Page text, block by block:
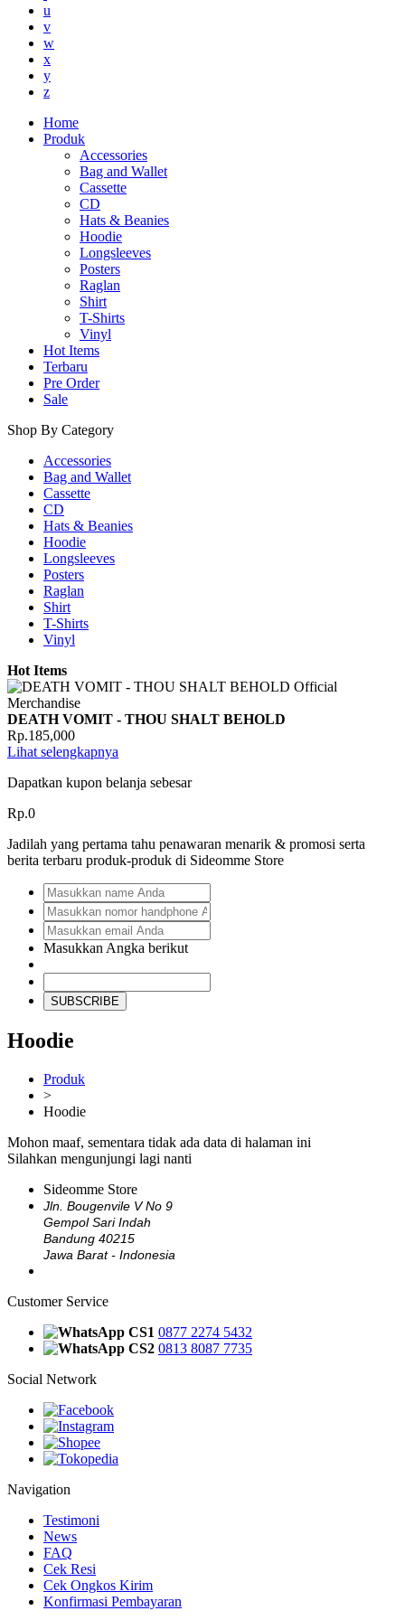
u
v
w
x
y
z
Home
Produk
Accessories
Bag and Wallet
Cassette
CD
Hats & Beanies
Hoodie
Longsleeves
Posters
Raglan
Shirt
T-Shirts
Vinyl
Hot Items
Terbaru
Pre Order
Sale
Shop By Category
Accessories
Bag and Wallet
Cassette
CD
Hats & Beanies
Hoodie
Longsleeves
Posters
Raglan
Shirt
T-Shirts
Vinyl
Hot Items
DEATH VOMIT - THOU SHALT BEHOLD
Rp.185,000
Lihat selengkapnya
Dapatkan kupon belanja sebesar
Rp.0
Jadilah yang pertama tahu penawaran menarik & promosi serta
berita terbaru produk-produk di Sideomme Store
Masukkan Angka berikut
SUBSCRIBE
Hoodie
Produk
>
Hoodie
Mohon maaf, sementara tidak ada data di halaman ini
Silahkan mengunjungi lagi nanti
Sideomme Store
Jln. Bougenvile V No 9
Gempol Sari Indah
Bandung 40215
Jawa Barat - Indonesia
Customer Service
CS1 0877 2274 5432
CS2 0813 8087 7735
Social Network
Navigation
Testimoni
News
FAQ
Cek Resi
Cek Ongkos Kirim
Konfirmasi Pembayaran